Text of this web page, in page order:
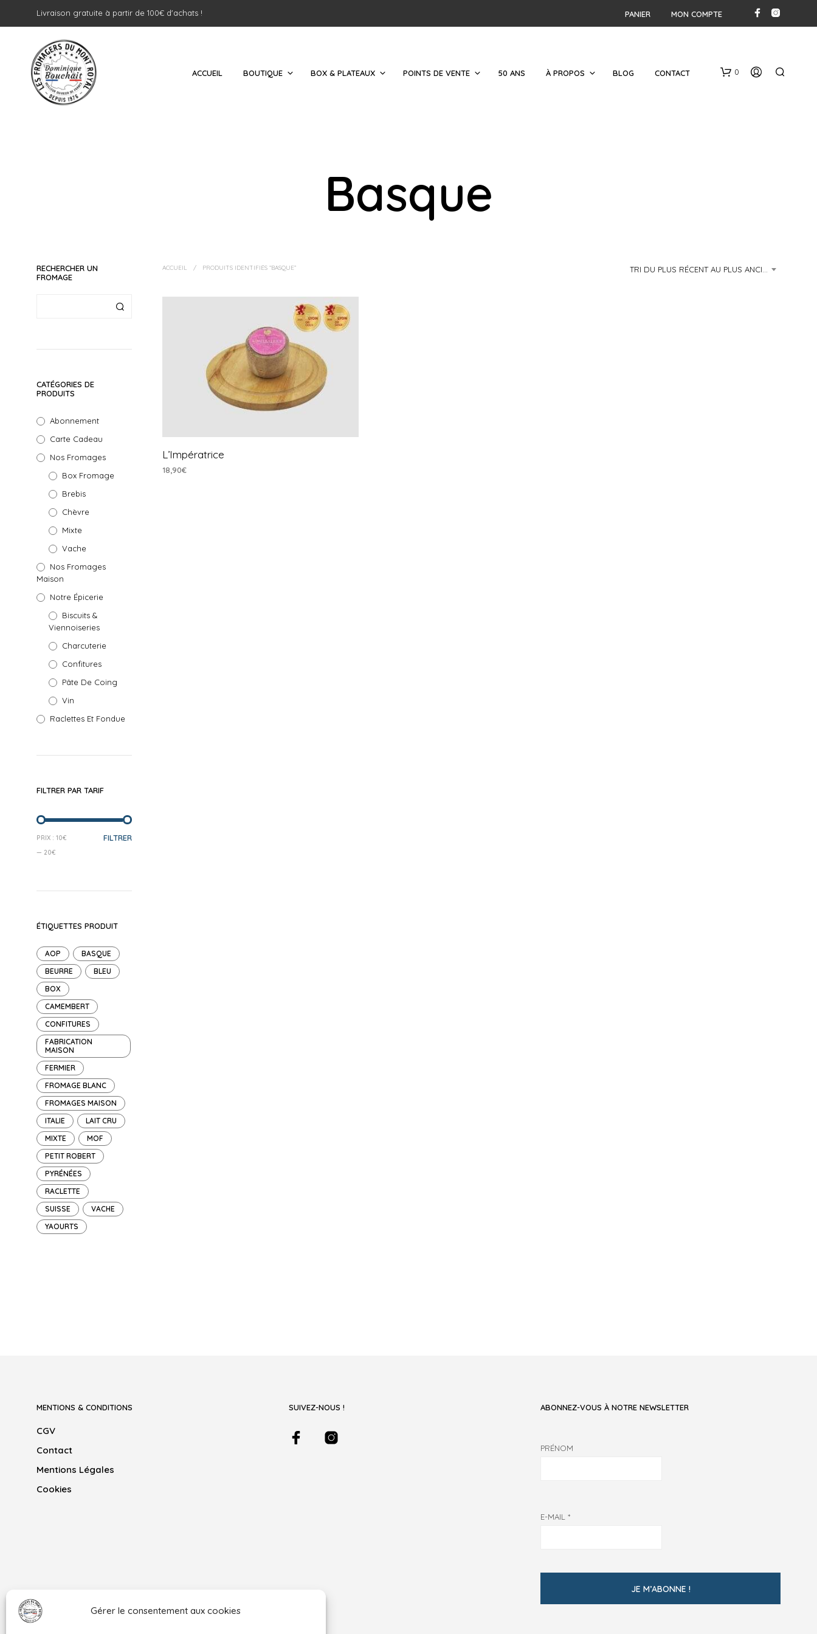
Gérer le consentement aux cookies
Livraison gratuite à partir de 100€ d'achats ! PANIER MON COMPTE
ACCUEIL BOUTIQUE BOX & PLATEAUX POINTS DE VENTE 50 ANS À PROPOS BLOG CONTACT 0
P
Basque
RECHERCHER UN
FROMAGE
CATÉGORIES DE
PRODUITS
Abonnement
Carte Cadeau
Nos Fromages
Box Fromage
Brebis
Chèvre
Mixte
Vache
Nos Fromages
Maison
Notre Épicerie
Biscuits &
Viennoiseries
Charcuterie
Confitures
Pâte De Coing
Vin
Raclettes Et Fondue
FILTRER PAR TARIF
PRIX
MIN
PRIX
MAX
FILTRER
PRIX : 10€
— 20€
ÉTIQUETTES PRODUIT
AOP
BASQUE
BEURRE
BLEU
BOX
CAMEMBERT
CONFITURES
FABRICATION
MAISON
FERMIER
FROMAGE BLANC
FROMAGES MAISON
ITALIE
LAIT CRU
MIXTE
MOF
PETIT ROBERT
PYRÉNÉES
RACLETTE
SUISSE
VACHE
YAOURTS
ACCUEIL / PRODUITS IDENTIFIÉS “BASQUE”
L’Impératrice
18,90€
MENTIONS & CONDITIONS
CGV
Contact
Mentions Légales
Cookies
SUIVEZ-NOUS ! ABONNEZ-VOUS À NOTRE NEWSLETTER
PRÉNOM
E-MAIL*